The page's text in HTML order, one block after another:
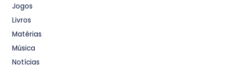
Jogos
Livros
Matérias
Música
Notícias